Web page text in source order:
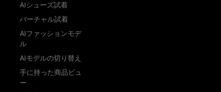
AIシューズ試着
バーチャル試着
AIファッションモデ
ル
AIモデルの切り替え
手に持った商品ビュ
ー